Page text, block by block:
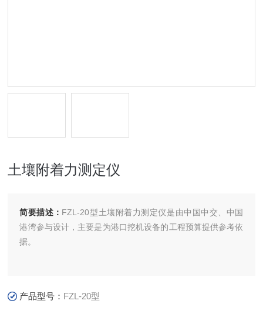
土壤附着力测定仪
简要描述： FZL-20型土壤附着力测定仪是由中国中交、中国
港湾参与设计，主要是为港口挖机设备的工程预算提供参考依
据。
产品型号： FZL-20型